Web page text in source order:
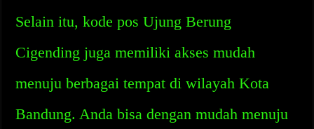
Selain itu, kode pos Ujung Berung
Cigending juga memiliki akses mudah
menuju berbagai tempat di wilayah Kota
Bandung. Anda bisa dengan mudah menuju